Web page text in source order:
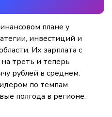
плане у
инвестиций и
Их зарплата с
на треть и теперь
рублей в среднем.
по темпам
полгода в регионе.